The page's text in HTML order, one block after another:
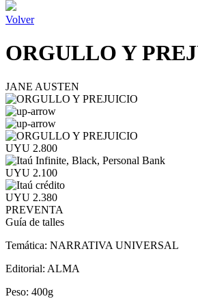
Volver
ORGULLO Y
JANE AUSTEN
UYU 2.800
UYU 2.100
UYU 2.380
PREVENTA
Guía de talles
Temática: NARRATIVA UNIVERSAL
Editorial: ALMA
Peso: 400g